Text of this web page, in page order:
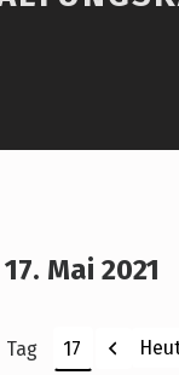
17. Mai 2021
Tag
Monat
Tag
Jahr